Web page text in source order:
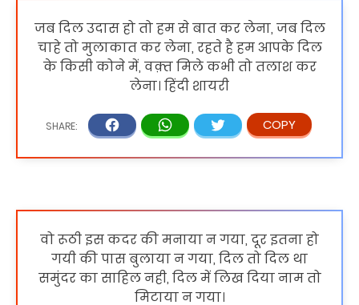
जब दिल उदास हो तो हम से बात कर लेना, जब दिल
चाहे तो मुलाकात कर लेना, रहते है हम आपके दिल
के किसी कोने में, वक़्त मिले कभी तो तलाश कर
लेना। हिंदी शायरी
वो रूठी इस कदर की मनाया न गया, दूर इतना हो
गयी की पास बुलाया न गया, दिल तो दिल था
समुंदर का साहिल नही, दिल में लिख दिया नाम तो
मिटाया न गया।